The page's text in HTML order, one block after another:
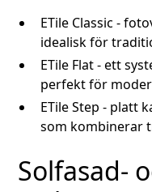
ETile Classic -
idealisk för
ETile Flat - ett
perfekt för
ETile Step - platt
som kombinerar
Solfasad-